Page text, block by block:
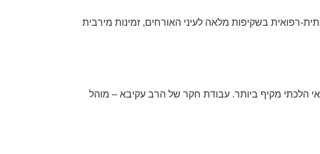
רפואית בשקיפות מלאה לעיני האורחים, זמינות מירבית
הלכתי מקיף ביותר. עבודת חקר של הרב עקיבא – מוהל